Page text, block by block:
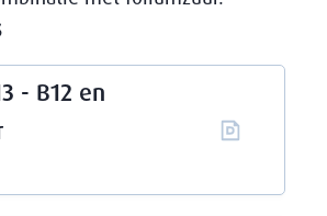
- B12 en